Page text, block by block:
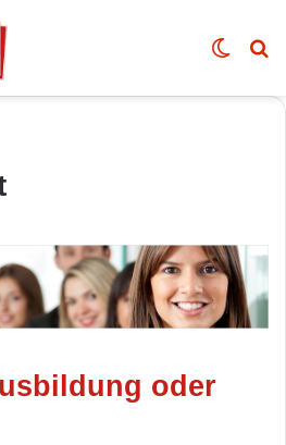
Skin
oder